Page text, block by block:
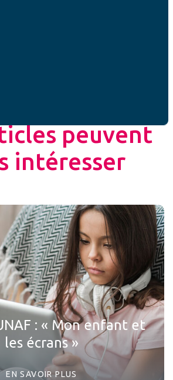
peuvent
intéresser
: « Mon enfant et
les écrans »
EN SAVOIR PLUS